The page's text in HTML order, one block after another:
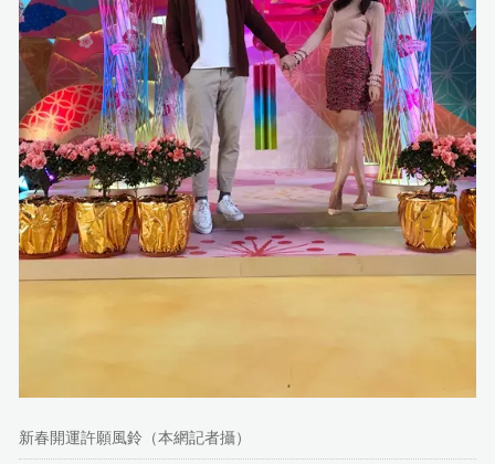
新春開運許願風鈴（本網記者攝）